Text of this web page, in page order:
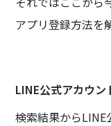
アプリ登録方法を
LINE公式アカウン
検索結果から